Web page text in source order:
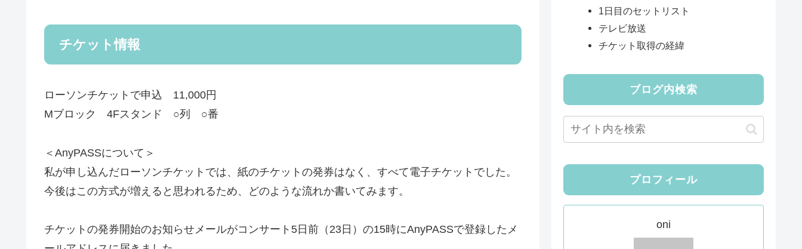
チケット情報
ローソンチケットで申込 11,000円
Mブロック 4Fスタンド ○列 ○番
＜AnyPASSについて＞
私が申し込んだローソンチケットでは、紙のチケットの発券はなく、すべて電子チケットでした。
今後はこの方式が増えると思われるため、どのような流れか書いてみます。
チケットの発券開始のお知らせメールがコンサート5日前（23日）の15時にAnyPASSで登録したメ
1日目のセットリスト
テレビ放送
チケット取得の経緯
ブログ内検索
プロフィール
oni